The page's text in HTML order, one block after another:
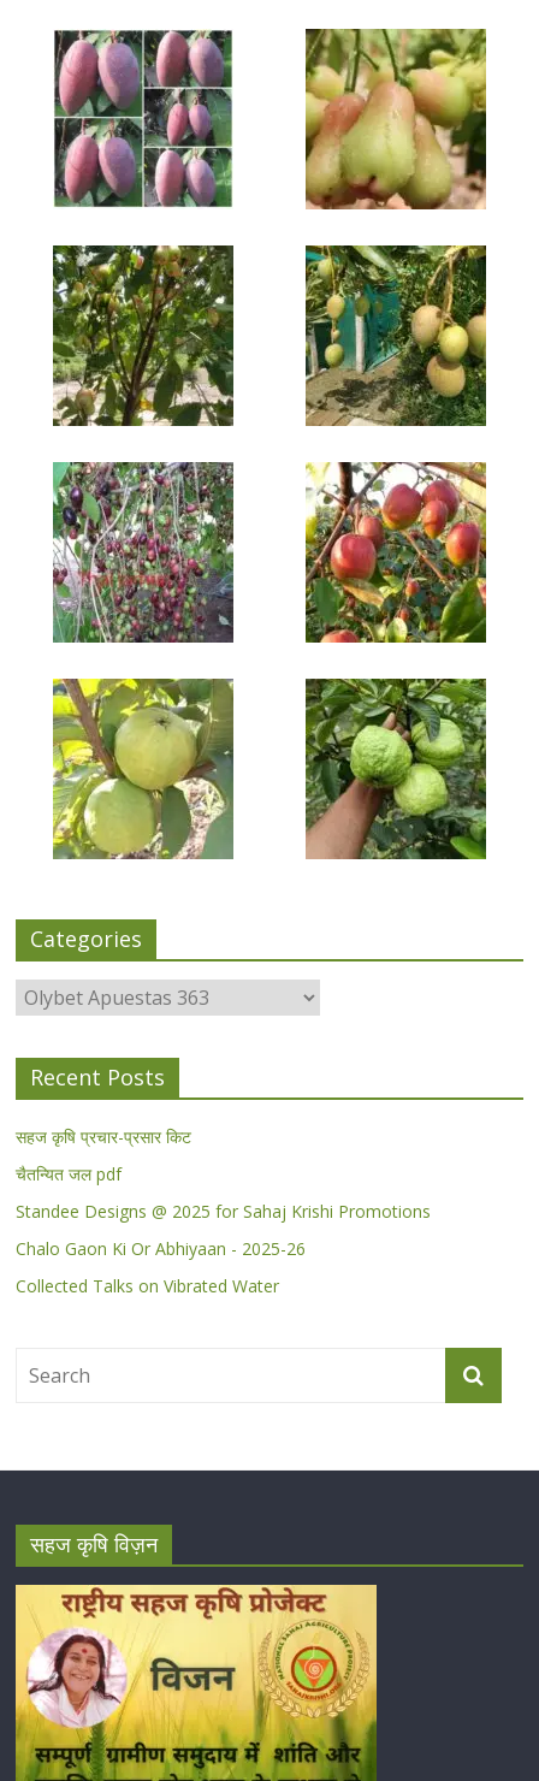
Categories
Categories
Recent Posts
सहज कृषि प्रचार-प्रसार किट
चैतन्यित जल pdf
Standee Designs @ 2025 for Sahaj Krishi Promotions
Chalo Gaon Ki Or Abhiyaan - 2025-26
Collected Talks on Vibrated Water
सहज कृषि विज़न